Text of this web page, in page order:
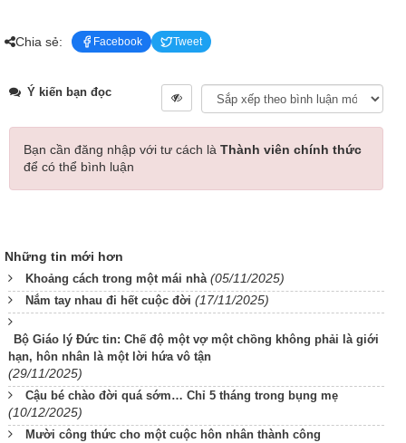
Chia sẻ: Facebook Tweet
Ý kiến bạn đọc
Bạn cần đăng nhập với tư cách là Thành viên chính thức
để có thể bình luận
Những tin mới hơn
Khoảng cách trong một mái nhà (05/11/2025)
Nắm tay nhau đi hết cuộc đời (17/11/2025)
Bộ Giáo lý Đức tin: Chế độ một vợ một chồng không phải là giới
hạn, hôn nhân là một lời hứa vô tận
(29/11/2025)
Cậu bé chào đời quá sớm… Chỉ 5 tháng trong bụng mẹ
(10/12/2025)
Mười công thức cho một cuộc hôn nhân thành công